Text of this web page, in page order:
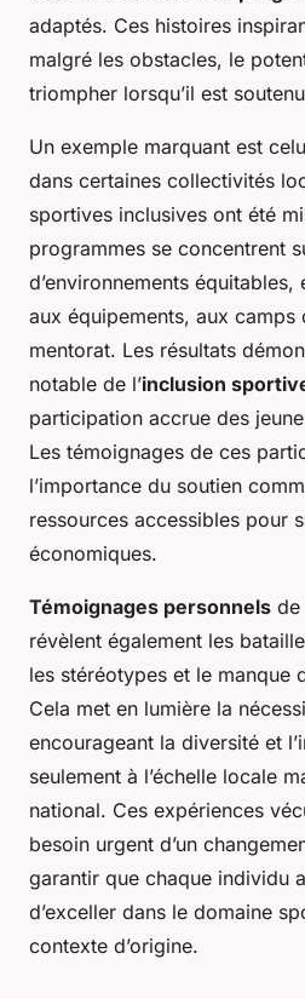
adaptés. Ces histoires
malgré les obstacles, le
triompher lorsqu’il est
Un exemple marquant est
dans certaines collectivités
sportives inclusives ont été
programmes se concentrent
d’environnements équitables,
aux équipements, aux camps
mentorat. Les résultats
notable de l’inclusion
participation accrue des
Les témoignages de ces
l’importance du soutien
ressources accessibles pour
économiques.
Témoignages personnels de
révèlent également les
les stéréotypes et le manque
Cela met en lumière la
encourageant la diversité et
seulement à l’échelle locale
national. Ces expériences
besoin urgent d’un
garantir que chaque individu
d’exceller dans le domaine
contexte d’origine.